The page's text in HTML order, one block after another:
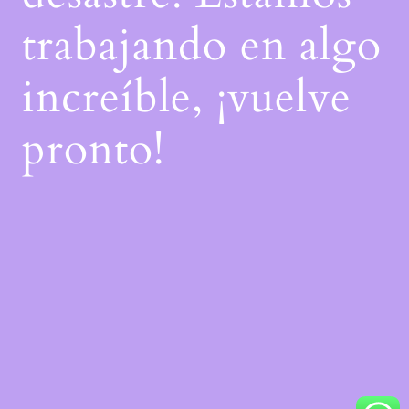
trabajando en algo
increíble, ¡vuelve
pronto!